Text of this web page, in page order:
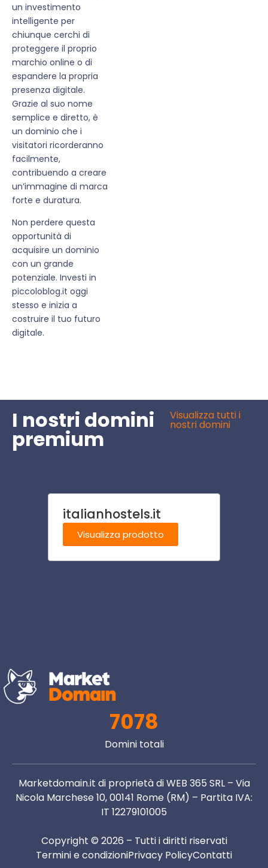
un investimento
intelligente per
chiunque cerchi di
proteggere il proprio
marchio online o di
espandere la propria
presenza digitale.
Grazie al suo nome
semplice e diretto, è
un dominio che i
visitatori ricorderanno
facilmente,
contribuendo a creare
un’immagine di marca
forte e duratura.
Non perdere questa
opportunità di
acquisire un dominio
con un grande
potenziale. Investi in
piccoloblog.it oggi
stesso e inizia a
costruire il tuo futuro
digitale.
I nostri domini
premium
Visualizza tutti i
nostri domini
italianhostels.it
Visualizza prodotto
7078
Domini totali
Marketdomain.it di proprietà di WEB 365 SRL – Via
Nicola Marchese 10, 00141 Rome (RM) – Partita IVA:
IT 12279101005
Copyright © 2026 – Tutti i diritti riservati
Termini e condizioniPrivacy PolicyContatti